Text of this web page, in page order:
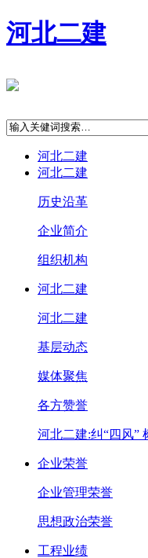
河北二建
河北二建
河北二建
历史沿革
企业简介
组织机构
河北二建
河北二建
基层动态
媒体聚焦
各方赞誉
河北二建:纠“四风”
企业荣誉
企业管理荣誉
思想政治荣誉
工程业绩